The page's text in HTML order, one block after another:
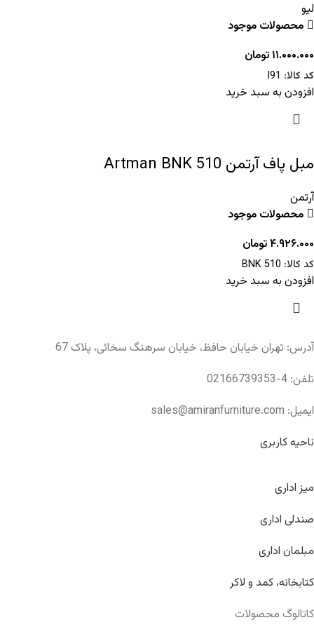
لیو
محصولات موجود
۱۱.۰۰۰.۰۰۰تومان
کد کالا: I91
افزودن به سبد خرید
مبل پاف آرتمن Artman BNK 510
آرتمن
محصولات موجود
۴.۹۲۶.۰۰۰تومان
کد کالا: BNK 510
افزودن به سبد خرید
آدرس: تهران خیابان حافظ، خیابان سرهنگ سخائی، پلاک 67
تلفن: 4-02166739353
ایمیل: sales@amiranfurniture.com
ناحیه کاربری
میز اداری
صندلی اداری
مبلمان اداری
کتابخانه، کمد و لاکر
کاتالوگ محصولات